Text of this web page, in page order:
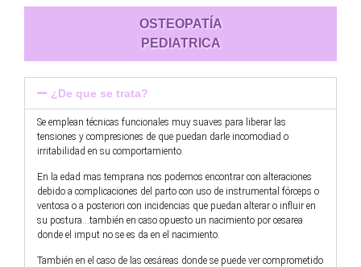
OSTEOPATÍA
PEDIATRICA
¿De que se trata?
Se emplean técnicas funcionales muy suaves para liberar las
tensiones y compresiones de que puedan darle incomodiad o
irritabilidad en su comportamiento.
En la edad mas temprana nos podemos encontrar con alteraciones
debido a complicaciones del parto con uso de instrumental fórceps o
ventosa o a posteriori con incidencias que puedan alterar o influir en
su postura…también en caso opuesto un nacimiento por cesarea
donde el imput no se es da en el nacimiento.
También en el caso de las cesáreas donde se puede ver comprometido